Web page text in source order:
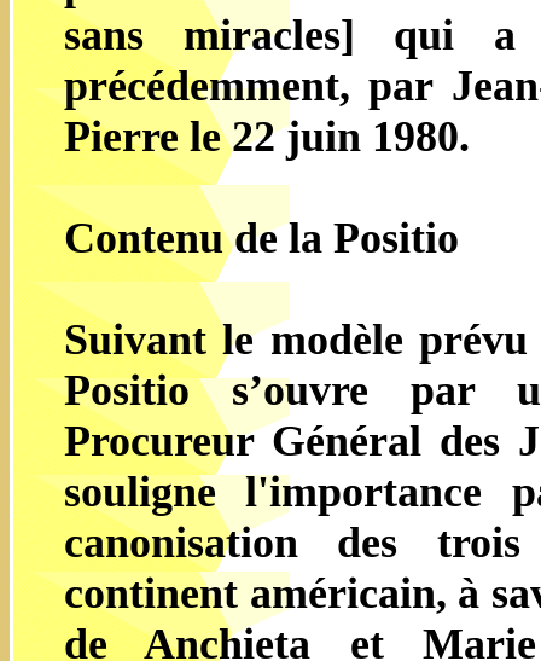
sans miracles] qui a
précédemment, par
Pierre le 22 juin 1980.
Contenu de la Positio
Suivant le modèle
Positio s’ouvre par
Procureur Général des
souligne l'importance
canonisation des
continent américain, à
de Anchieta et